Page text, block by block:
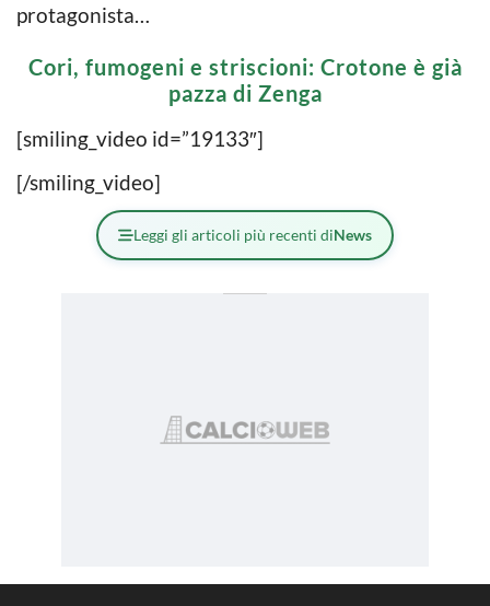
protagonista…
Cori, fumogeni e striscioni: Crotone è già
pazza di Zenga
[smiling_video id=”19133″]
[/smiling_video]
Leggi gli articoli più recenti diNews